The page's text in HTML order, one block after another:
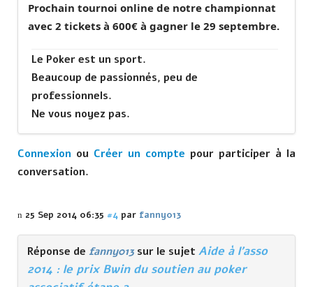
Prochain tournoi online de notre championnat
avec 2 tickets à 600€ à gagner le 29 septembre.
Le Poker est un sport.
Beaucoup de passionnés, peu de
professionnels.
Ne vous noyez pas.
Connexion ou Créer un compte pour participer à la
conversation.
25 Sep 2014 06:35 #4 par fanny013
Réponse de fanny013 sur le sujet Aide à l'asso
2014 : le prix Bwin du soutien au poker